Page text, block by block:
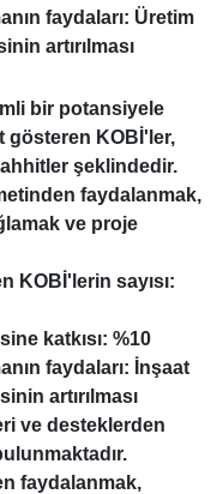
faydaları: Üretim
artırılması
bir potansiyele
gösteren KOBİ'ler,
şeklindedir.
faydalanmak,
ve proje
KOBİ'lerin sayısı:
katkısı: %10
faydaları: İnşaat
artırılması
ve desteklerden
faydalanmak,